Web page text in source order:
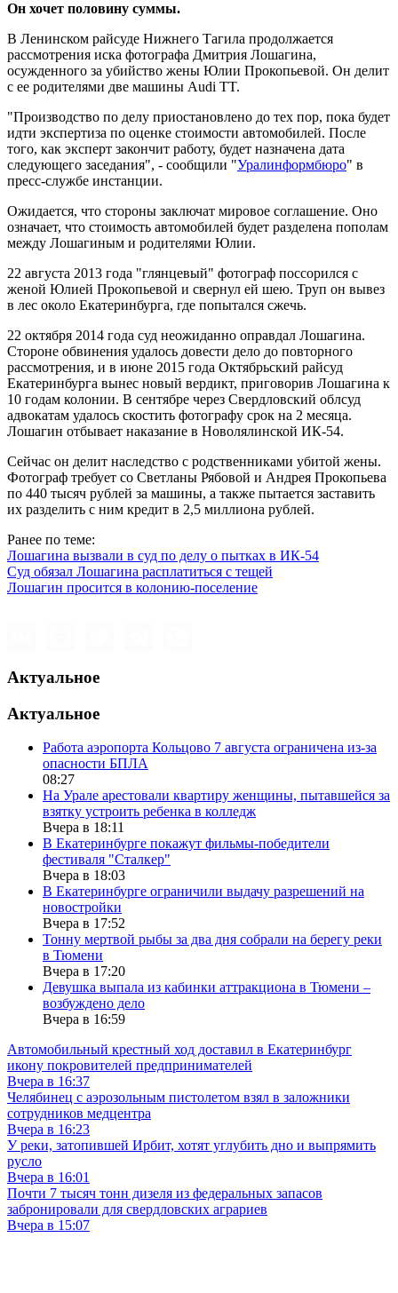
Он хочет половину суммы.
В Ленинском райсуде Нижнего Тагила продолжается
рассмотрения иска фотографа Дмитрия Лошагина,
осужденного за убийство жены Юлии Прокопьевой. Он делит
с ее родителями две машины Audi TT.
"Производство по делу приостановлено до тех пор, пока будет
идти экспертиза по оценке стоимости автомобилей. После
того, как эксперт закончит работу, будет назначена дата
следующего заседания", - сообщили "Уралинформбюро" в
пресс-службе инстанции.
Ожидается, что стороны заключат мировое соглашение. Оно
означает, что стоимость автомобилей будет разделена пополам
между Лошагиным и родителями Юлии.
22 августа 2013 года "глянцевый" фотограф поссорился с
женой Юлией Прокопьевой и свернул ей шею. Труп он вывез
в лес около Екатеринбурга, где попытался сжечь.
22 октября 2014 года суд неожиданно оправдал Лошагина.
Стороне обвинения удалось довести дело до повторного
рассмотрения, и в июне 2015 года Октябрьский райсуд
Екатеринбурга вынес новый вердикт, приговорив Лошагина к
10 годам колонии. В сентябре через Свердловский облсуд
адвокатам удалось скостить фотографу срок на 2 месяца.
Лошагин отбывает наказание в Новолялинской ИК-54.
Сейчас он делит наследство с родственниками убитой жены.
Фотограф требует со Светланы Рябовой и Андрея Прокопьева
по 440 тысяч рублей за машины, а также пытается заставить
их разделить с ним кредит в 2,5 миллиона рублей.
Ранее по теме:
Лошагина вызвали в суд по делу о пытках в ИК-54
Суд обязал Лошагина расплатиться с тещей
Лошагин просится в колонию-поселение
Актуальное
Актуальное
Работа аэропорта Кольцово 7 августа ограничена из-за
опасности БПЛА
08:27
На Урале арестовали квартиру женщины, пытавшейся за
взятку устроить ребенка в колледж
Вчера в 18:11
В Екатеринбурге покажут фильмы-победители
фестиваля "Сталкер"
Вчера в 18:03
В Екатеринбурге ограничили выдачу разрешений на
новостройки
Вчера в 17:52
Тонну мертвой рыбы за два дня собрали на берегу реки
в Тюмени
Вчера в 17:20
Девушка выпала из кабинки аттракциона в Тюмени –
возбуждено дело
Вчера в 16:59
Автомобильный крестный ход доставил в Екатеринбург
икону покровителей предпринимателей
Вчера в 16:37
Челябинец с аэрозольным пистолетом взял в заложники
сотрудников медцентра
Вчера в 16:23
У реки, затопившей Ирбит, хотят углубить дно и выпрямить
русло
Вчера в 16:01
Почти 7 тысяч тонн дизеля из федеральных запасов
забронировали для свердловских аграриев
Вчера в 15:07